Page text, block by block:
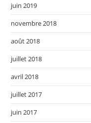
juin 2019
novembre 2018
août 2018
juillet 2018
avril 2018
juillet 2017
juin 2017